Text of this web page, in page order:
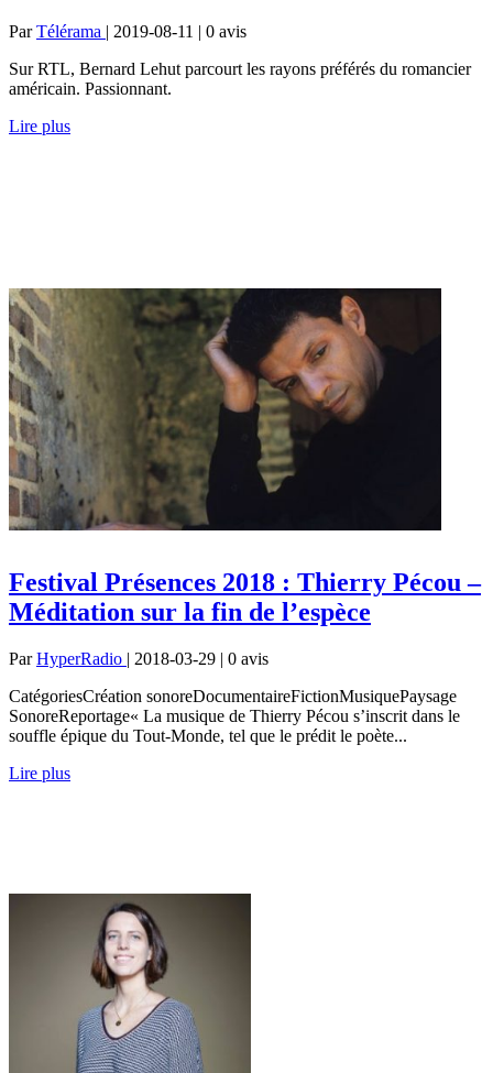
ParTélérama | 2019-08-11 | 0 avis
Sur RTL, Bernard Lehut parcourt les rayons préférés du romancier
américain. Passionnant.
Lire plus
Festival Présences 2018 : Thierry Pécou –
Méditation sur la fin de l’espèce
ParHyperRadio | 2018-03-29 | 0 avis
CatégoriesCréation sonoreDocumentaireFictionMusiquePaysage
SonoreReportage« La musique de Thierry Pécou s’inscrit dans le
souffle épique du Tout-Monde, tel que le prédit le poète...
Lire plus